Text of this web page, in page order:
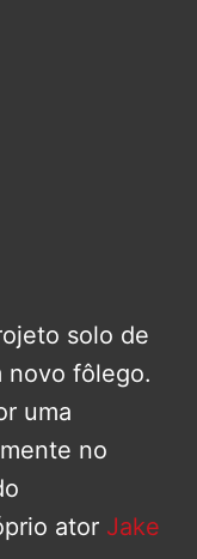
solo de
novo fôlego.
uma
no
ator Jake